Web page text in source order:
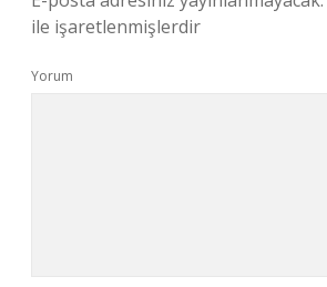
ile işaretlenmişlerdir
Yorum